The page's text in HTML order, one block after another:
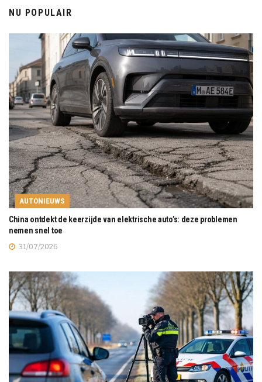
NU POPULAIR
AUTONIEUWS
China ontdekt de keerzijde van elektrische auto’s: deze problemen
nemen snel toe
31/07/2026